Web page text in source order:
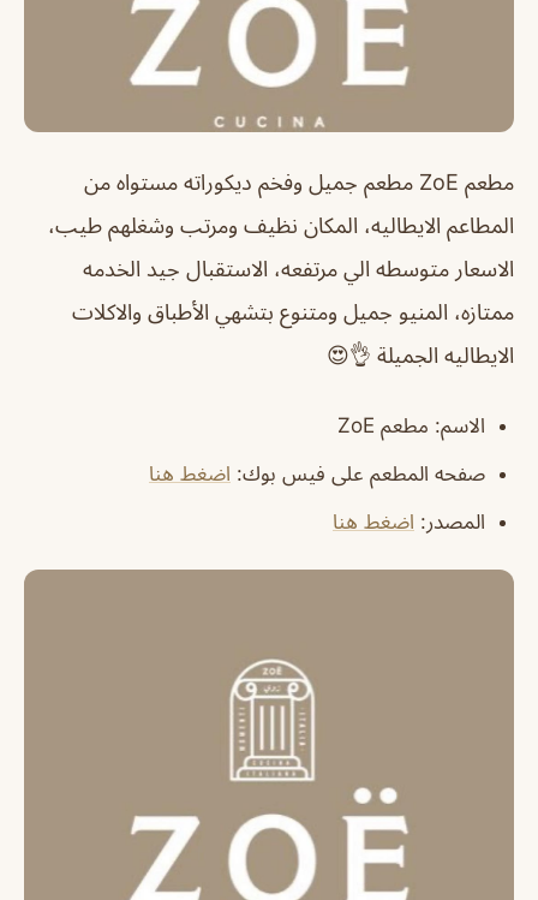
مطعم ZoE مطعم جميل وفخم ديكوراته مستواه من
المطاعم الايطاليه، المكان نظيف ومرتب وشغلهم طيب،
الاسعار متوسطه الي مرتفعه، الاستقبال جيد الخدمه
ممتازه، المنيو جميل ومتنوع بتشهي الأطباق والاكلات
الايطاليه الجميلة 👌😍
الاسم: مطعم ZoE
صفحه المطعم على فيس بوك: اضغط هنا
المصدر : اضغط هنا